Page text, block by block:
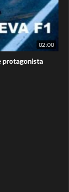
02:00
protagonista